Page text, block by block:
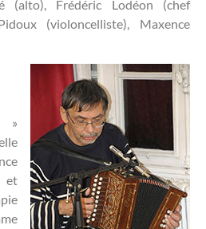
(alto), Frédéric Lodéon (chef
(violoncelliste), Maxence
»
et